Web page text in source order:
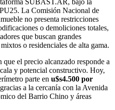
SUBAST.AR, bajo la
La Comisión Nacional de
no presenta restricciones
o demoliciones totales,
que buscan grandes
o residenciales de alta gama.
el precio alcanzado responde a
y potencial constructivo. Hoy,
parte en u$s4.500 por
a la cercanía con la Avenida
del Barrio Chino y áreas